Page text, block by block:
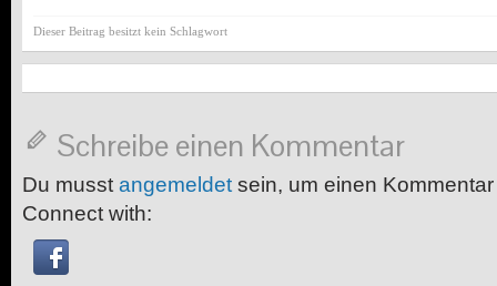
Dieser Beitrag besitzt kein Schlagwort
Schreibe einen Kommentar
Du musst angemeldet sein, um einen
Connect with: